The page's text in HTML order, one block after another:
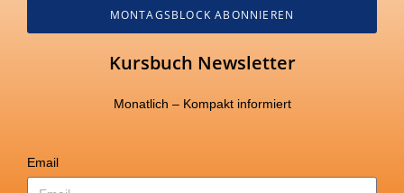
MONTAGSBLOCK ABONNIEREN
Kursbuch Newsletter
Monatlich – Kompakt informiert
Email